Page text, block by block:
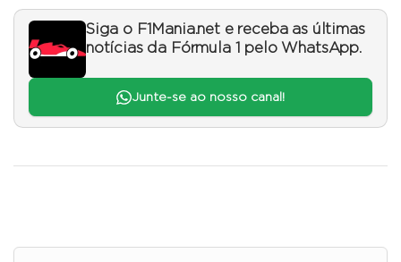
Siga o F1Mania.net e receba as últimas
notícias da Fórmula 1 pelo WhatsApp.
Junte-se ao nosso canal!